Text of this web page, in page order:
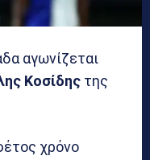
αγωνίζεται
Κοσίδης της
χρόνο